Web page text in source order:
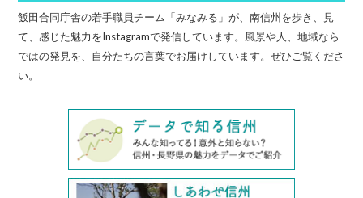
飯田合同庁舎の若手職員チーム「みなみる」が、南信州を歩き、見
て、感じた魅力をInstagramで発信しています。風景や人、地域なら
ではの発見を、自分たちの言葉でお届けしています。ぜひご覧くださ
い。